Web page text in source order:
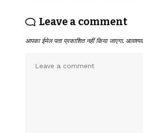
Leave a comment
आपका ईमेल पता प्रकाशित नहीं किया जाएगा.